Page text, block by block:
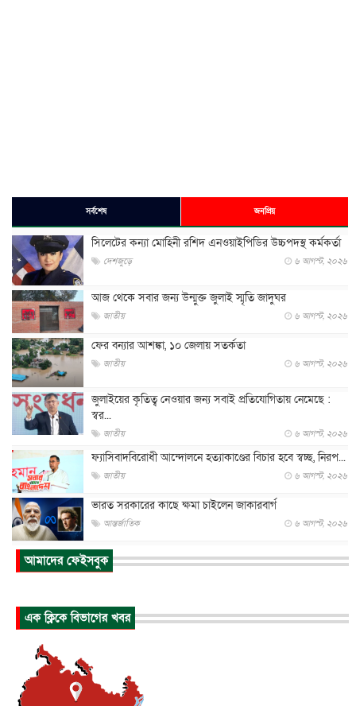
সর্বশেষ জনপ্রিয়
সিলেটের কন্যা মোহিনী রশিদ এনওয়াইপিডির উচ্চপদস্থ কর্মকর্তা
দেশজুড়ে ৬ আগস্ট, ২০২৬
আজ থেকে সবার জন্য উন্মুক্ত জুলাই স্মৃতি জাদুঘর
জাতীয় ৬ আগস্ট, ২০২৬
ফের বন্যার আশঙ্কা, ১০ জেলায় সতর্কতা
জাতীয় ৬ আগস্ট, ২০২৬
জুলাইয়ের কৃতিত্ব নেওয়ার জন্য সবাই প্রতিযোগিতায় নেমেছে :
স্বর...
জাতীয় ৬ আগস্ট, ২০২৬
ফ্যাসিবাদবিরোধী আন্দোলনে হত্যাকাণ্ডের বিচার হবে স্বচ্ছ, নিরপ...
জাতীয় ৬ আগস্ট, ২০২৬
ভারত সরকারের কাছে ক্ষমা চাইলেন জাকারবার্গ
আন্তর্জাতিক ৬ আগস্ট, ২০২৬
আকাশে ট্রাম্পের হেলিকপ্টার ও যাত্রীবাহী বিমান মুখোমুখি, তদন্...
আন্তর্জাতিক
আন্তর্জাতিক ৬ আগস্ট, ২০২৬
টি-টোয়েন্টি ইতিহাসের সর্বোচ্চ রানের মালিক এখন জস বাটলার
আমাদের ফেইসবুক
এক ক্লিকে বিভাগের খবর